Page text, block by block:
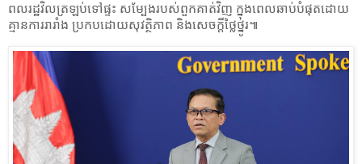
ពលរដ្ឋវិលត្រឡប់ទៅផ្ទះ សម្បែងរបស់ពួកគាត់វិញ ក្នុងពេលឆាប់បំផុតដោយ
គ្មានការរារាំង ប្រកបដោយសុវត្ថិភាព និងសេចក្តីថ្លៃថ្នូរ៕